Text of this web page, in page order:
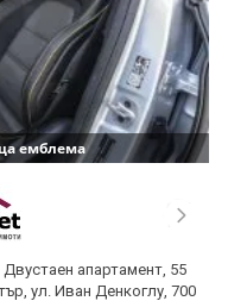
емблема
апартамент, 55
ул. Иван Денкоглу, 700